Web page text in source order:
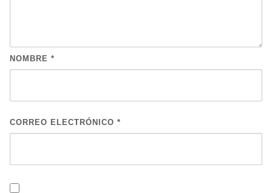
NOMBRE *
CORREO ELECTRÓNICO *